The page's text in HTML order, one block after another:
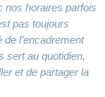
nos horaires parfois
pas toujours
l’encadrement
sert au quotidien,
et de partager la